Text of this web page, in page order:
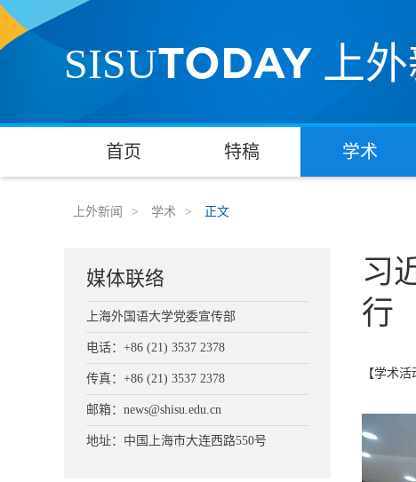
SISUTODAY 上
首页 特稿 学术
上外新闻 > 学术 > 正文
习
行
【学术活
媒体联络
上海外国语大学党委宣传部
电话：+86 (21) 3537 2378
传真：+86 (21) 3537 2378
邮箱：news@shisu.edu.cn
地址：中国上海市大连西路550号